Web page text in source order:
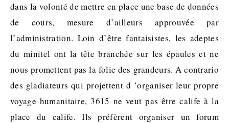
dans la volonté de mettre en place une base de données
de cours, mesure d’ailleurs approuvée par
l’administration. Loin d’être fantaisistes, les adeptes
du minitel ont la tête branchée sur les épaules et ne
nous promettent pas la folie des grandeurs. A contrario
des gladiateurs qui projettent d ‘organiser leur propre
voyage humanitaire, 3615 ne veut pas être calife à la
place du calife. Ils préfèrent organiser un forum